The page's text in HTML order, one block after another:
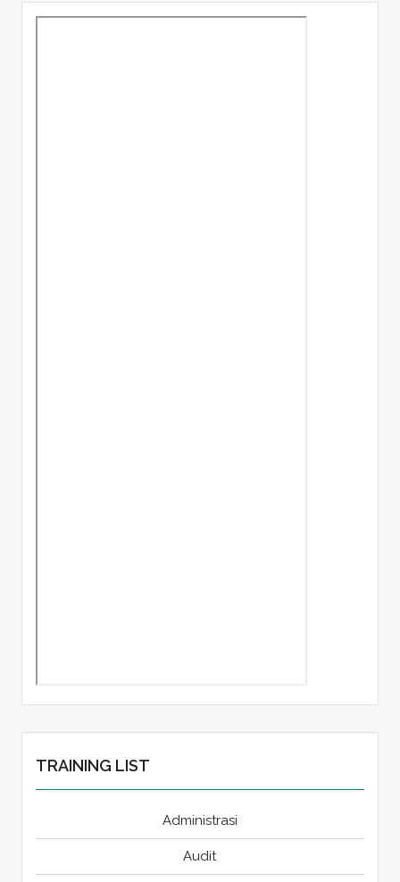
TRAINING LIST
Administrasi
Audit